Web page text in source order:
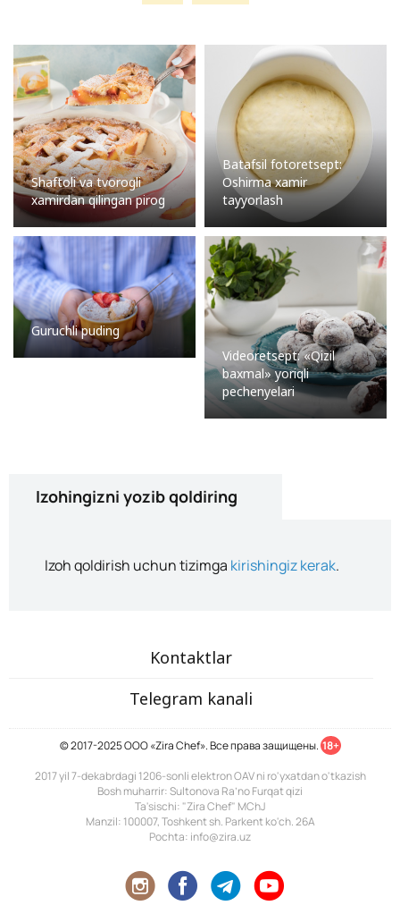
Shaftoli va tvorogli
xamirdan qilingan pirog
Batafsil fotoretsept:
Oshirma xamir
tayyorlash
Guruchli puding
Videoretsept: «Qizil
baxmal» yoriqli
pechenyelari
Izohingizni yozib qoldiring
Izoh qoldirish uchun tizimga kirishingiz kerak.
Kontaktlar
Telegram kanali
© 2017-2025 ООО «Zira Chef». Все права защищены. 18+
2017 yil 7-dekabrdagi 1206-sonli elektron OAV ni ro'yxatdan o'tkazish
Bosh muharrir: Sultonova Ra’no Furqat qizi
Ta'sischi: "Zira Chef" MChJ
Manzil: 100007, Toshkent sh. Parkent ko'ch. 26A
Pochta: info@zira.uz